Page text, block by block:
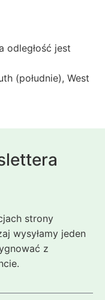
odległość jest
(południe), West
strony
wysyłamy jeden
z